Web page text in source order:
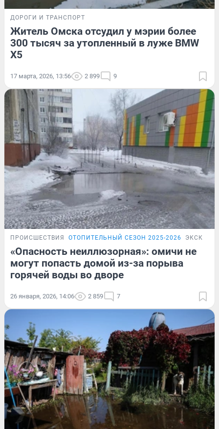
ДОРОГИ И ТРАНСПОРТ
Житель Омска отсудил у мэрии более
300 тысяч за утопленный в луже BMW
X5
17 марта, 2026, 13:56 2 899 9
ПРОИСШЕСТВИЯ ОТОПИТЕЛЬНЫЙ СЕЗОН 2025-2026
«Опасность неиллюзорная»: омичи не
могут попасть домой из-за порыва
горячей воды во дворе
26 января, 2026, 14:06 2 859 7